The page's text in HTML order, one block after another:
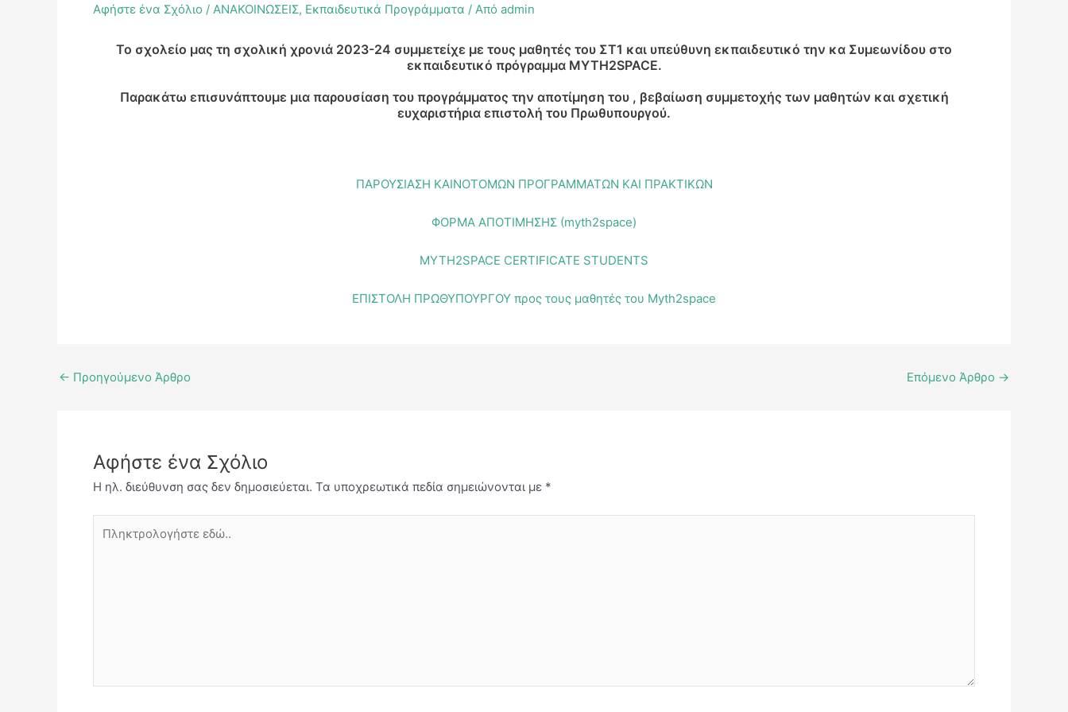
Αφήστε ένα Σχόλιο / ΑΝΑΚΟΙΝΩΣΕΙΣ, Εκπαιδευτικά Προγράμματα / Από admin
Το σχολείο μας τη σχολική χρονιά 2023-24 συμμετείχε με τους μαθητές του ΣΤ1 και υπεύθυνη εκπαιδευτικό την κα Συμεωνίδου στο
εκπαιδευτικό πρόγραμμα MYTH2SPACE.
Παρακάτω επισυνάπτουμε μια παρουσίαση του προγράμματος την αποτίμηση του , βεβαίωση συμμετοχής των μαθητών και σχετική
ευχαριστήρια επιστολή του Πρωθυπουργού.
ΠΑΡΟΥΣΙΑΣΗ ΚΑΙΝΟΤΟΜΩΝ ΠΡΟΓΡΑΜΜΑΤΩΝ ΚΑΙ ΠΡΑΚΤΙΚΩΝ
ΦΟΡΜΑ ΑΠΟΤΙΜΗΣΗΣ (myth2space)
MYTH2SPACE CERTIFICATE STUDENTS
ΕΠΙΣΤΟΛΗ ΠΡΩΘΥΠΟΥΡΓΟΥ προς τους μαθητές του Myth2space
← Προηγούμενο Άρθρο Επόμενο Άρθρο →
Αφήστε ένα Σχόλιο
Η ηλ. διεύθυνση σας δεν δημοσιεύεται. Τα υποχρεωτικά πεδία σημειώνονται με *
εδώ..